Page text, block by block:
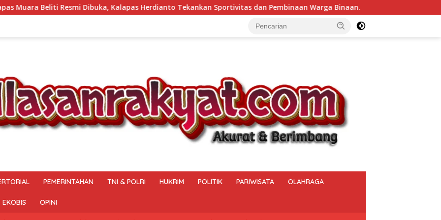
Herdianto Tekankan Sportivitas dan Pembinaan Warga Binaan. Bukan Sekadar Menjaga Keamanan, Polsek
PEMERINTAHAN TNI & POLRI HUKRIM POLITIK PARIWISATA OLAHRAGA
EKOBIS OPINI